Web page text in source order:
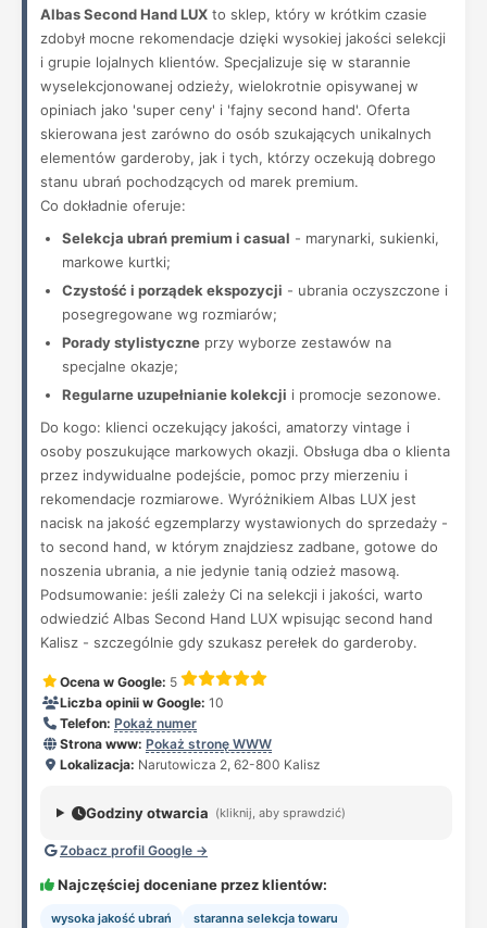
Albas Second Hand LUX to sklep, który w krótkim czasie
zdobył mocne rekomendacje dzięki wysokiej jakości selekcji
i grupie lojalnych klientów. Specjalizuje się w starannie
wyselekcjonowanej odzieży, wielokrotnie opisywanej w
opiniach jako 'super ceny' i 'fajny second hand'. Oferta
skierowana jest zarówno do osób szukających unikalnych
elementów garderoby, jak i tych, którzy oczekują dobrego
stanu ubrań pochodzących od marek premium.
Co dokładnie oferuje:
Selekcja ubrań premium i casual - marynarki, sukienki,
markowe kurtki;
Czystość i porządek ekspozycji - ubrania oczyszczone i
posegregowane wg rozmiarów;
Porady stylistyczne przy wyborze zestawów na
specjalne okazje;
Regularne uzupełnianie kolekcji i promocje sezonowe.
Do kogo: klienci oczekujący jakości, amatorzy vintage i
osoby poszukujące markowych okazji. Obsługa dba o klienta
przez indywidualne podejście, pomoc przy mierzeniu i
rekomendacje rozmiarowe. Wyróżnikiem Albas LUX jest
nacisk na jakość egzemplarzy wystawionych do sprzedaży -
to second hand, w którym znajdziesz zadbane, gotowe do
noszenia ubrania, a nie jedynie tanią odzież masową.
Podsumowanie: jeśli zależy Ci na selekcji i jakości, warto
odwiedzić Albas Second Hand LUX wpisując second hand
Kalisz - szczególnie gdy szukasz perełek do garderoby.
Ocena w Google: 5
Liczba opinii w Google: 10
Telefon: Pokaż numer
Strona www: Pokaż stronę WWW
Lokalizacja: Narutowicza 2, 62-800 Kalisz
Godziny otwarcia (kliknij, aby sprawdzić)
Zobacz profil Google →
Najczęściej doceniane przez klientów:
wysoka jakość ubrań
staranna selekcja towaru